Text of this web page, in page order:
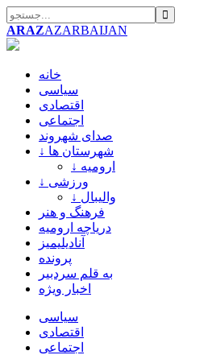
ARAZAZARBAIJAN
خانه
سیاسی
اقتصادی
اجتماعی
صدای شهروند
↓ شهرستان ها
↓ ارومیه
↓ ورزشی
↓ والیبال
فرهنگ و هنر
دریاچه ارومیه
آنادیلیمیز
پرونده
به قلم سردبیر
اخبار ویژه
سیاسی
اقتصادی
اجتماعی